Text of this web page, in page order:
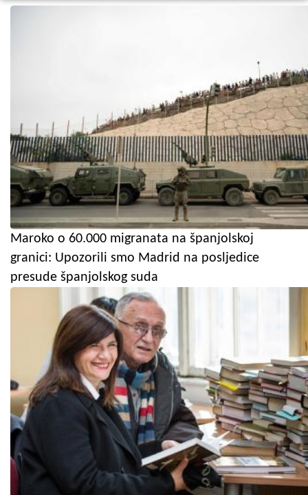
Maroko o 60.000 migranata na španjolskoj
granici: Upozorili smo Madrid na posljedice
presude španjolskog suda